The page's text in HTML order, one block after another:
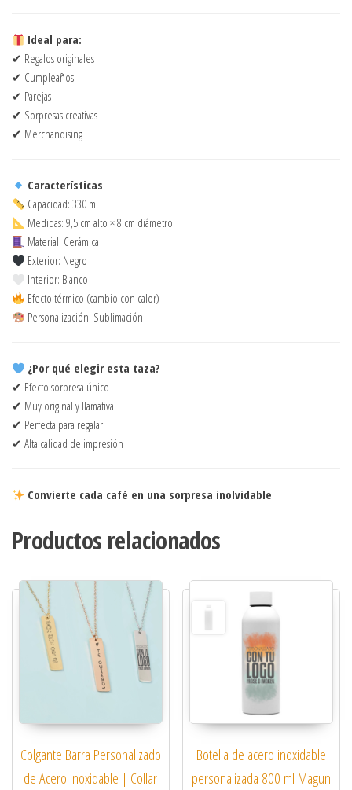
Ideal para:
✔ Regalos originales
✔ Cumpleaños
✔ Parejas
✔ Sorpresas creativas
✔ Merchandising
Características
Capacidad: 330 ml
Medidas: 9,5 cm alto × 8 cm diámetro
Material: Cerámica
Exterior: Negro
Interior: Blanco
Efecto térmico (cambio con calor)
Personalización: Sublimación
¿Por qué elegir esta taza?
✔ Efecto sorpresa único
✔ Muy original y llamativa
✔ Perfecta para regalar
✔ Alta calidad de impresión
Convierte cada café en una sorpresa inolvidable
Productos relacionados
Colgante Barra Personalizado
de Acero Inoxidable | Collar
Botella de acero inoxidable
personalizada 800 ml Magun